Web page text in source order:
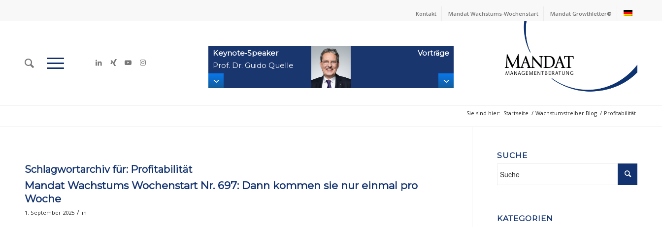
Kontakt Mandat Wachstums-Wochenstart Mandat Growthletter®
Keynote‑Speaker
Prof. Dr. Guido Quelle
Vorträge
Sie sind hier: Startseite / Wachstumstreiber Blog / Profitabilität
Schlagwortarchiv für: Profitabilität
Mandat Wachstums Wochenstart Nr. 697: Dann kommen sie nur einmal pro
Woche
1. September 2025 / in
SUCHE
KATEGORIEN